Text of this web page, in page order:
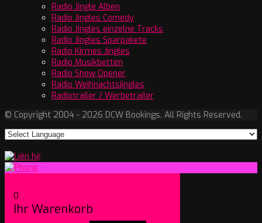
Radio Jingle Alben
Radio Jingles Comedy
Radio Jingles einzelne Tracks
Radio Jingles Sparpakete
Radio Kirmes Jingles
Radio Musikbetten
Radio Show Opener
Radio Weihnachtsjingles
Radiotrailer / Werbetrailer
© Copyright 2004 - 2026 DCW Bookings. All Rights Reserved.
0
Ihr Warenkorb